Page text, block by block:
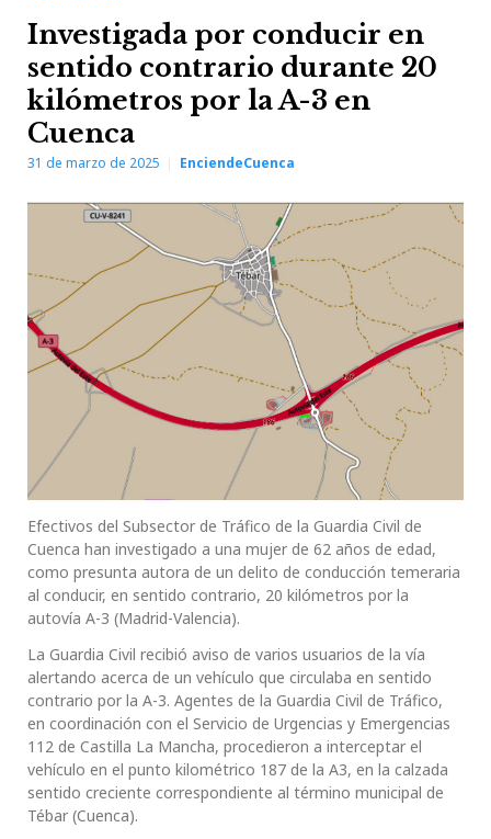
Investigada por conducir en
sentido contrario durante 20
kilómetros por la A-3 en
Cuenca
31 de marzo de 2025 EnciendeCuenca
Efectivos del Subsector de Tráfico de la Guardia Civil de
Cuenca han investigado a una mujer de 62 años de edad,
como presunta autora de un delito de conducción temeraria
al conducir, en sentido contrario, 20 kilómetros por la
autovía A-3 (Madrid-Valencia).
La Guardia Civil recibió aviso de varios usuarios de la vía
alertando acerca de un vehículo que circulaba en sentido
contrario por la A-3. Agentes de la Guardia Civil de Tráfico,
en coordinación con el Servicio de Urgencias y Emergencias
112 de Castilla La Mancha, procedieron a interceptar el
vehículo en el punto kilométrico 187 de la A3, en la calzada
sentido creciente correspondiente al término municipal de
Tébar (Cuenca).